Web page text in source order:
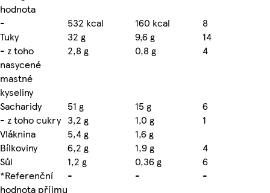
hodnota
-
532 kcal 160 kcal
8
Tuky
32 g 9,6 g
14
- z toho
nasycené
mastné
kyseliny
2,8 g 0,8 g 4
Sacharidy 51 g 15 g
6
- z toho cukry 3,2 g 1,0 g
1
Vláknina
5,4 g
1,6 g
Bílkoviny
6,2 g 1,9 g
4
Sůl
1,2 g 0,36 g
6
*Referenční
hodnota příjmu
- - -